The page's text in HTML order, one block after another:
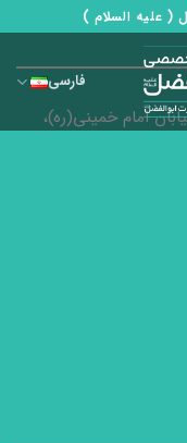
علیه السلام )
فارسی
امام خمینی(ره)،